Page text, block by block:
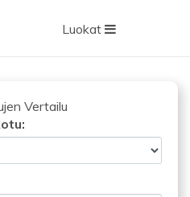
Luokat
Vertailu